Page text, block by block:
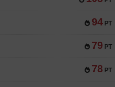
94 PT
79 PT
78 PT